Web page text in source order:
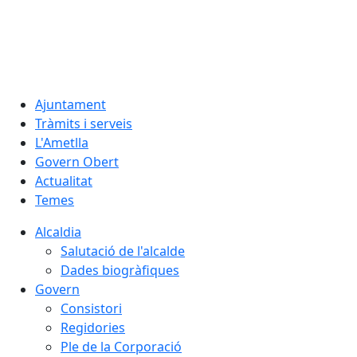
Ajuntament
Tràmits i serveis
L'Ametlla
Govern Obert
Actualitat
Temes
Alcaldia
Salutació de l'alcalde
Dades biogràfiques
Govern
Consistori
Regidories
Ple de la Corporació